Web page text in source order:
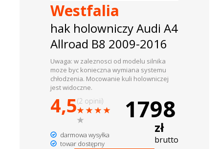
Westfalia
hak holowniczy Audi A4
Allroad B8 2009-2016
Uwaga: w zaleznosci od modelu silnika
moze byc konieczna wymiana systemu
chłodzenia. Mocowanie kuli holowniczej
jest widoczne.
4,5(2 opinii)
darmowa wysyłka
towar dostępny
1798
zł
brutto